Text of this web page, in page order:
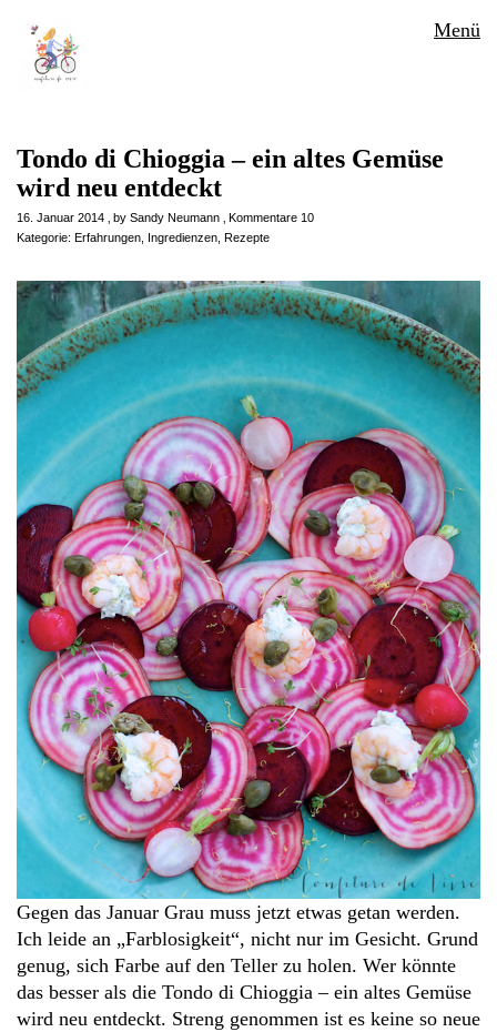
Menü
Tondo di Chioggia – ein altes Gemüse
wird neu entdeckt
16. Januar 2014 by Sandy Neumann
Kommentare 10
Kategorie: Erfahrungen Ingredienzen Rezepte
Gegen das Januar Grau muss jetzt etwas getan werden.
Ich leide an „Farblosigkeit“, nicht nur im Gesicht. Grund
genug, sich Farbe auf den Teller zu holen. Wer könnte
das besser als die Tondo di Chioggia – ein altes Gemüse
wird neu entdeckt. Streng genommen ist es keine so neue